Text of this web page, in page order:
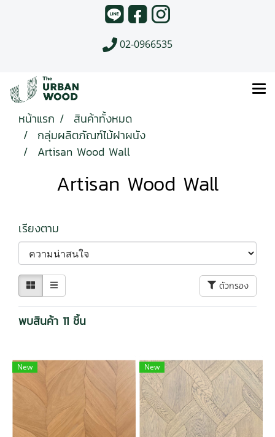
02-0966535
หน้าแรก
สินค้าทั้งหมด
กลุ่มผลิตภัณฑ์ไม้ฝาผนัง
Artisan Wood Wall
Artisan Wood Wall
เรียงตาม
ตัวกรอง
พบสินค้า 11 ชิ้น
New New